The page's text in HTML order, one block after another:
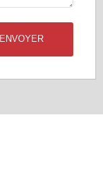
ENVOYER